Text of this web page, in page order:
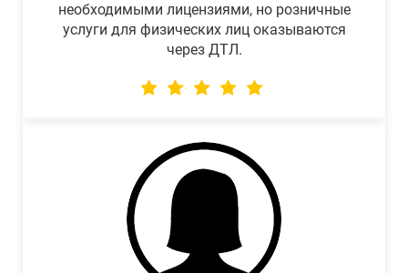
необходимыми лицензиями, но розничные
услуги для физических лиц оказываются
через ДТЛ.